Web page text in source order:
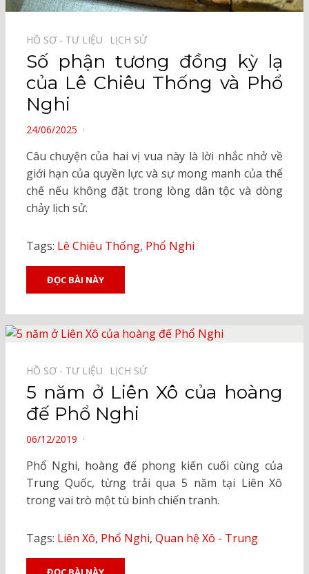
HỒ SƠ - TƯ LIỆU⠀ LỊCH SỬ⠀
Số phận tương đồng kỳ lạ
của Lê Chiêu Thống và Phổ
Nghi
POSTED
24/06/2025
Câu chuyện của hai vị vua này là lời nhắc nhở về
giới hạn của quyền lực và sự mong manh của thể
chế nếu không đặt trong lòng dân tộc và dòng
chảy lịch sử.
Tags: Lê Chiêu Thống, Phổ Nghi
ĐỌC BÀI NÀY
HỒ SƠ - TƯ LIỆU⠀ LỊCH SỬ⠀
5 năm ở Liên Xô của hoàng
đế Phổ Nghi
POSTED
06/12/2019
Phổ Nghi, hoàng đế phong kiến cuối cùng của
Trung Quốc, từng trải qua 5 năm tại Liên Xô
trong vai trò một tù binh chiến tranh.
Tags: Liên Xô, Phổ Nghi, Quan hệ Xô - Trung